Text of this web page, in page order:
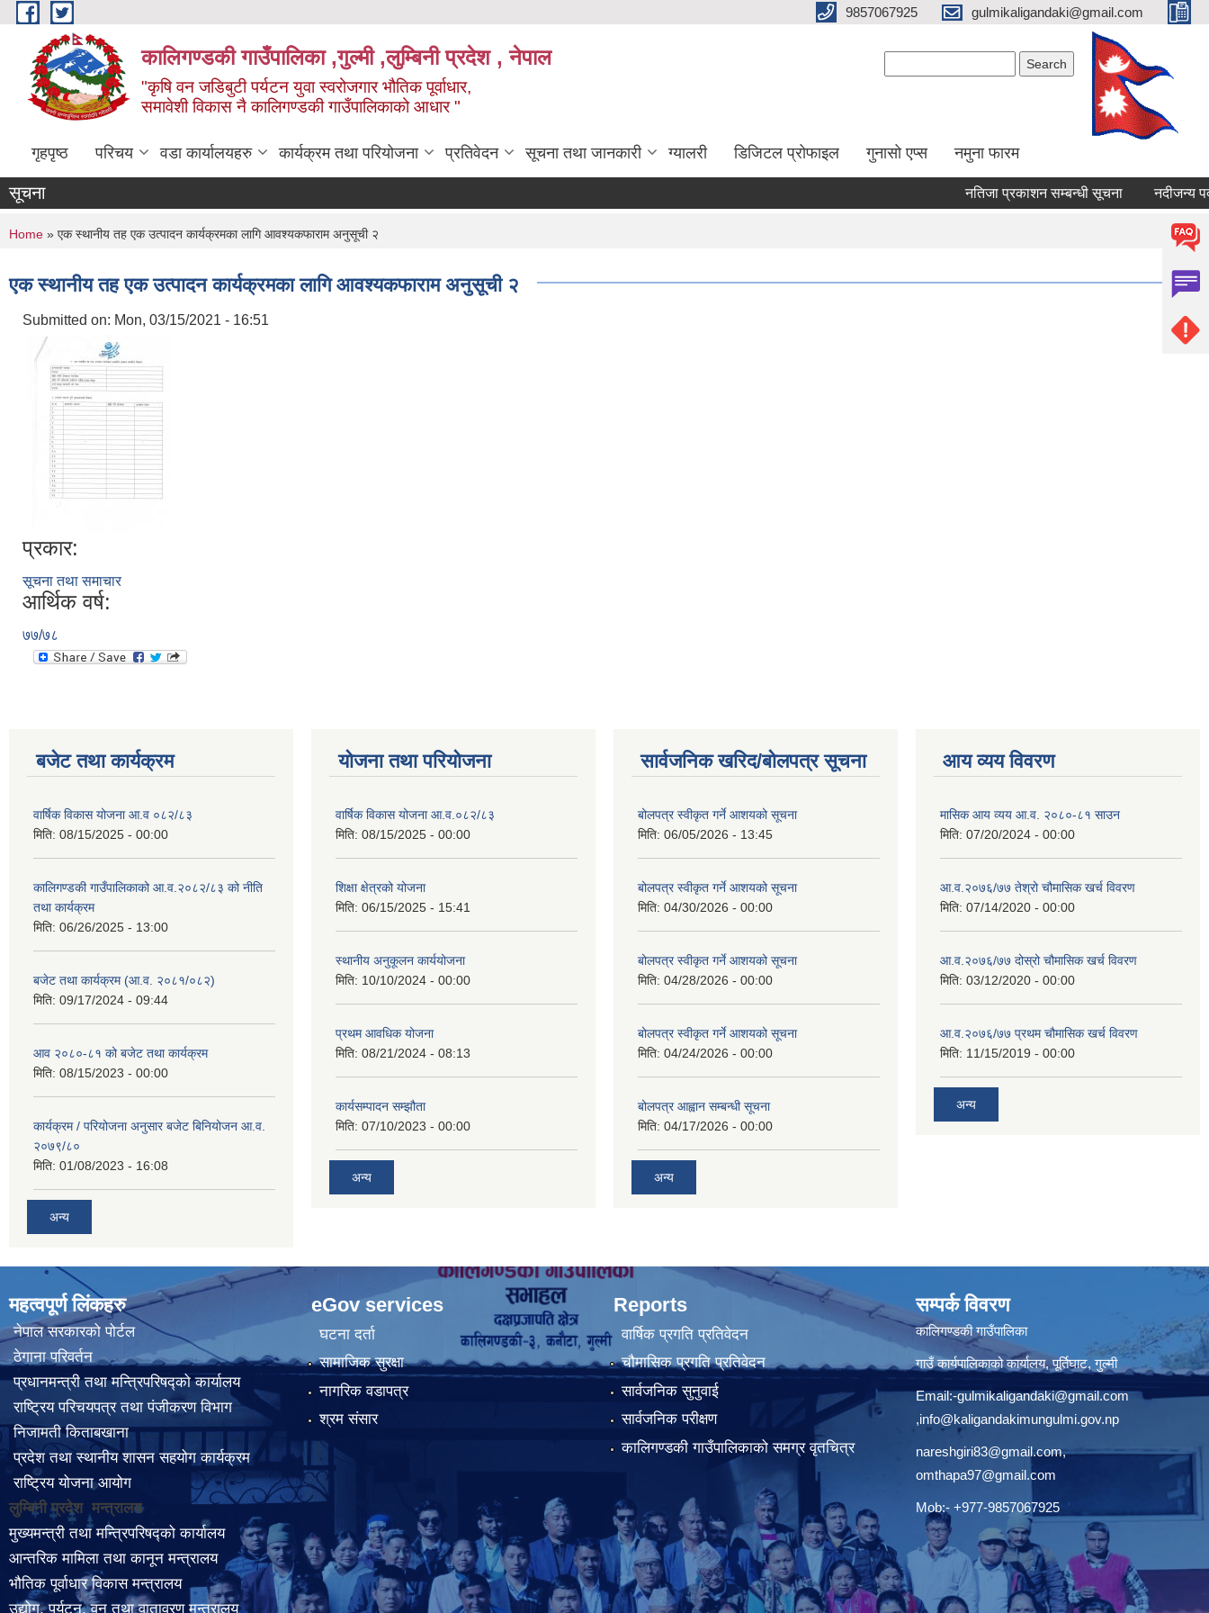
Skip to main content 9857067925 gulmikaligandaki@gmail.com
कालिगण्डकी गाउँपालिका ,गुल्मी ,लुम्बिनी प्रदेश , नेपाल
"कृषि वन जडिबुटी पर्यटन युवा स्वरोजगार भौतिक पूर्वाधार,
समावेशी विकास नै कालिगण्डकी गाउँपालिकाको आधार "
गृहपृष्ठ परिचय वडा कार्यालयहरु कार्यक्रम तथा परियोजना प्रतिवेदन सूचना तथा जानकारी ग्यालरी डिजिटल प्रोफाइल गुनासो एप्स नमुना फारम
सूचना नतिजा प्रकाशन सम्बन्धी सूचना नदीजन्य
You are here
Home » एक स्थानीय तह एक उत्पादन कार्यक्रमका लागि आवश्यकफाराम अनुसूची २
एक स्थानीय तह एक उत्पादन कार्यक्रमका लागि आवश्यकफाराम अनुसूची २
Submitted on: Mon, 03/15/2021 - 16:51
प्रकार:
सूचना तथा समाचार
आर्थिक वर्ष:
७७/७८
बजेट तथा कार्यक्रम
वार्षिक विकास योजना आ.व ०८२/८३
मिति: 08/15/2025 - 00:00
कालिगण्डकी गाउँपालिकाको आ.व.२०८२/८३ को नीति
तथा कार्यक्रम
मिति: 06/26/2025 - 13:00
बजेट तथा कार्यक्रम (आ.व. २०८१/०८२)
मिति: 09/17/2024 - 09:44
आव २०८०-८१ को बजेट तथा कार्यक्रम
मिति: 08/15/2023 - 00:00
कार्यक्रम / परियोजना अनुसार बजेट बिनियोजन आ.व.
२०७९/८०
मिति: 01/08/2023 - 16:08
अन्य
योजना तथा परियोजना
वार्षिक विकास योजना आ.व.०८२/८३
मिति: 08/15/2025 - 00:00
शिक्षा क्षेत्रको योजना
मिति: 06/15/2025 - 15:41
स्थानीय अनुकूलन कार्ययोजना
मिति: 10/10/2024 - 00:00
प्रथम आवधिक योजना
मिति: 08/21/2024 - 08:13
कार्यसम्पादन सम्झौता
मिति: 07/10/2023 - 00:00
अन्य
सार्वजनिक खरिद/बोलपत्र सूचना
बोलपत्र स्वीकृत गर्ने आशयको सूचना
मिति: 06/05/2026 - 13:45
बोलपत्र स्वीकृत गर्ने आशयको सूचना
मिति: 04/30/2026 - 00:00
बोलपत्र स्वीकृत गर्ने आशयको सूचना
मिति: 04/28/2026 - 00:00
बोलपत्र स्वीकृत गर्ने आशयको सूचना
मिति: 04/24/2026 - 00:00
बोलपत्र आह्वान सम्बन्धी सूचना
मिति: 04/17/2026 - 00:00
अन्य
आय व्यय विवरण
मासिक आय व्यय आ.व. २०८०-८१ साउन
मिति: 07/20/2024 - 00:00
आ.व.२०७६/७७ तेश्रो चौमासिक खर्च विवरण
मिति: 07/14/2020 - 00:00
आ.व.२०७६/७७ दोस्रो चौमासिक खर्च विवरण
मिति: 03/12/2020 - 00:00
आ.व.२०७६/७७ प्रथम चौमासिक खर्च विवरण
मिति: 11/15/2019 - 00:00
अन्य
महत्वपूर्ण लिंकहरु
नेपाल सरकारको पोर्टल
ठेगाना परिवर्तन
प्रधानमन्त्री तथा मन्त्रिपरिषद्को कार्यालय
राष्ट्रिय परिचयपत्र तथा पंजीकरण विभाग
निजामती किताबखाना
प्रदेश तथा स्थानीय शासन सहयोग कार्यक्रम
राष्ट्रिय योजना आयोग
लुम्बिनी प्रदेश मन्त्रालय
मुख्यमन्त्री तथा मन्त्रिपरिषद्को कार्यालय
आन्तरिक मामिला तथा कानून मन्त्रालय
भौतिक पूर्वाधार विकास मन्त्रालय
उद्योग, पर्यटन, वन तथा वातावरण मन्त्रालय
eGov services
घटना दर्ता
सामाजिक सुरक्षा
नागरिक वडापत्र
श्रम संसार
Reports
वार्षिक प्रगति प्रतिवेदन
चौमासिक प्रगति प्रतिवेदन
सार्वजनिक सुनुवाई
सार्वजनिक परीक्षण
कालिगण्डकी गाउँपालिकाको समग्र वृतचित्र
सम्पर्क विवरण
कालिगण्डकी गाउँपालिका
गाउँ कार्यपालिकाको कार्यालय, पूर्तिघाट, गुल्मी
Email:-gulmikaligandaki@gmail.com
,info@kaligandakimungulmi.gov.np
nareshgiri83@gmail.com,
omthapa97@gmail.com
Mob:- +977-9857067925